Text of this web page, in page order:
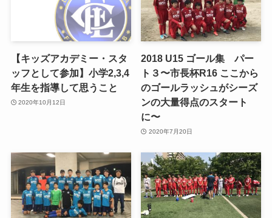
【キッズアカデミー・スタ
ッフとして参加】小学2,3,4
年生を指導して思うこと
2020年10月12日
2018 U15 ゴール集 パー
ト３〜市長杯R16 ここから
のゴールラッシュがシーズ
ンの大量得点のスタート
に〜
2020年7月20日